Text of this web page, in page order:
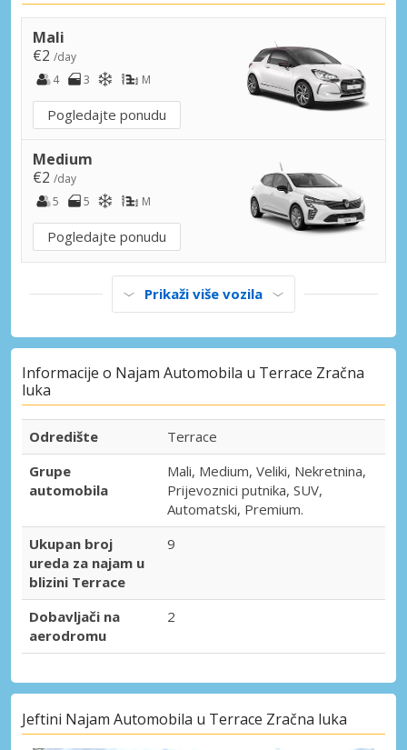
Mali
€2 /day
4
3 M
Pogledajte ponudu
Medium
€2 /day
5
5 M
Pogledajte ponudu
Prikaži više vozila
Informacije o Najam Automobila u Terrace Zračna
luka
Odredište
Terrace
Grupe
automobila
Mali, Medium, Veliki, Nekretnina,
Prijevoznici putnika, SUV,
Automatski, Premium.
Ukupan broj
ureda za najam u
blizini Terrace
9
Dobavljači na
aerodromu
2
Jeftini Najam Automobila u Terrace Zračna luka